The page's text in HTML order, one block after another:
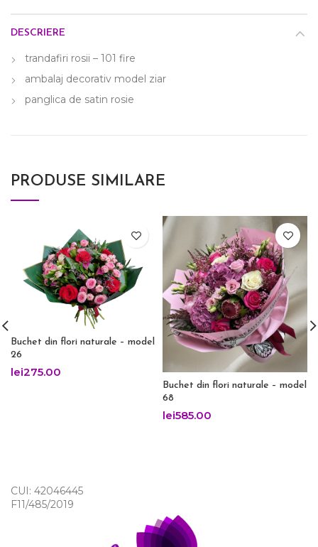
DESCRIERE
trandafiri rosii – 101 fire
ambalaj decorativ model ziar
panglica de satin rosie
PRODUSE SIMILARE
Buchet din flori naturale – model
26
lei275.00
Buchet din flori naturale – model
68
lei585.00
CUI: 42046445
F11/485/2019